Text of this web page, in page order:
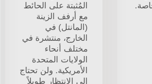
المُثبتة على الحائط
مع أرفف الزينة
(المانتل) في
الخارج، منتشرة في
مختلف أنحاء
الولايات المتحدة
الأمريكية. ولن تحتاج
إلى الانتظار طويلاً